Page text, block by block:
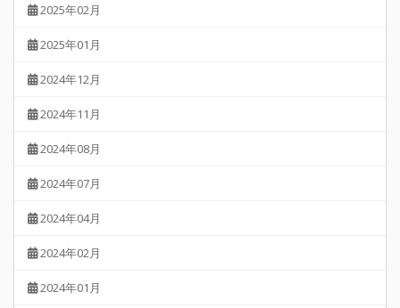
2025年02月
2025年01月
2024年12月
2024年11月
2024年08月
2024年07月
2024年04月
2024年02月
2024年01月